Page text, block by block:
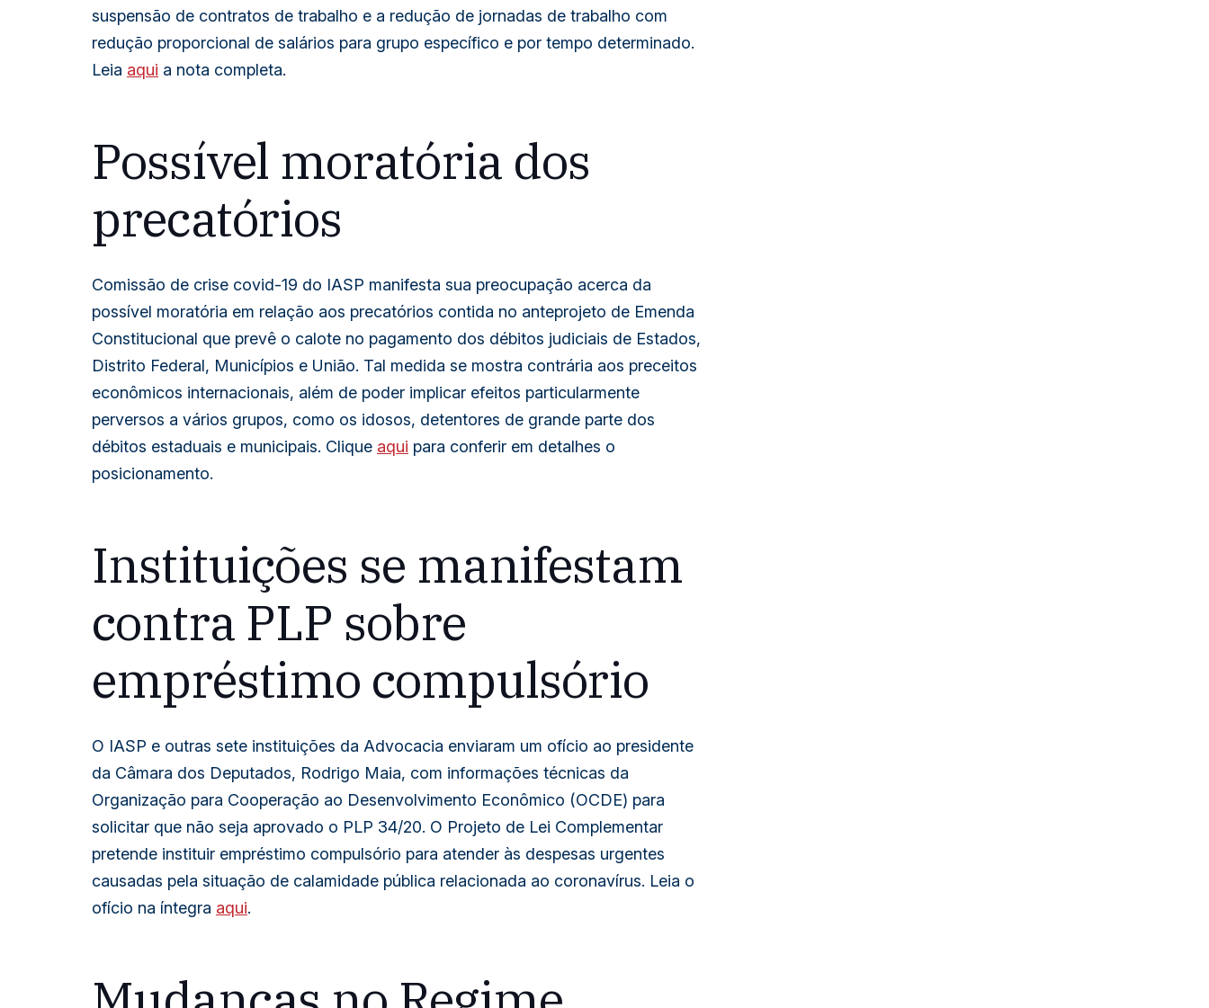
suspensão de contratos de trabalho e a redução de jornadas de trabalho com
redução proporcional de salários para grupo específico e por tempo determinado.
Leia aqui a nota completa.
Possível moratória dos
precatórios
Comissão de crise covid-19 do IASP manifesta sua preocupação acerca da
possível moratória em relação aos precatórios contida no anteprojeto de Emenda
Constitucional que prevê o calote no pagamento dos débitos judiciais de Estados,
Distrito Federal, Municípios e União. Tal medida se mostra contrária aos preceitos
econômicos internacionais, além de poder implicar efeitos particularmente
perversos a vários grupos, como os idosos, detentores de grande parte dos
débitos estaduais e municipais. Clique aqui para conferir em detalhes o
posicionamento.
Instituições se manifestam
contra PLP sobre
empréstimo compulsório
O IASP e outras sete instituições da Advocacia enviaram um ofício ao presidente
da Câmara dos Deputados, Rodrigo Maia, com informações técnicas da
Organização para Cooperação ao Desenvolvimento Econômico (OCDE) para
solicitar que não seja aprovado o PLP 34/20. O Projeto de Lei Complementar
pretende instituir empréstimo compulsório para atender às despesas urgentes
causadas pela situação de calamidade pública relacionada ao coronavírus. Leia o
ofício na íntegra aqui.